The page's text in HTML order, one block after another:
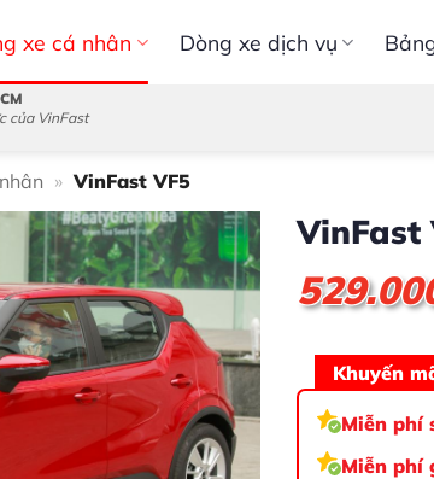
xe cá nhân Dòng xe dịch vụ
của VinFast
» VinFast VF5
VinFast
Khuyến
Miễn phí
Miễn phí